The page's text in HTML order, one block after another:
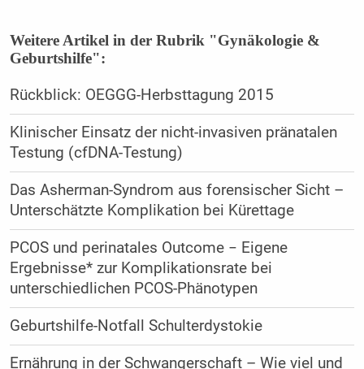
Weitere Artikel in der Rubrik "Gynäkologie &
Geburtshilfe":
Rückblick: OEGGG-Herbsttagung 2015
Klinischer Einsatz der nicht-invasiven pränatalen
Testung (cfDNA-Testung)
Das Asherman-Syndrom aus forensischer Sicht –
Unterschätzte Komplikation bei Kürettage
PCOS und perinatales Outcome − Eigene
Ergebnisse* zur Komplikationsrate bei
unterschiedlichen PCOS-Phänotypen
Geburtshilfe-Notfall Schulterdystokie
Ernährung in der Schwangerschaft – Wie viel und